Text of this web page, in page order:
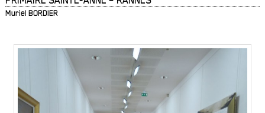
Muriel BORDIER